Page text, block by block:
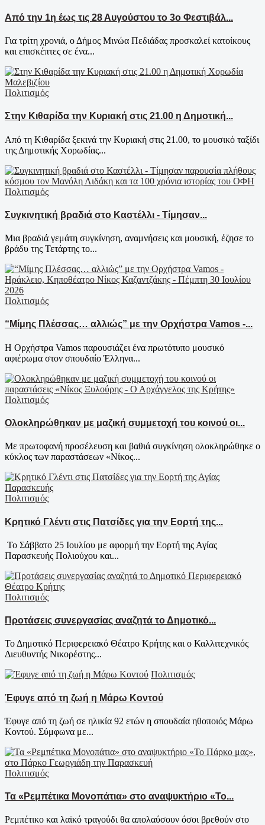
Από την 1η έως τις 28 Αυγούστου το 3ο Φεστιβάλ...
Για τρίτη χρονιά, ο Δήμος Μινώα Πεδιάδας προσκαλεί κατοίκους
και επισκέπτες σε ένα...
Πολιτισμός
Στην Κιθαρίδα την Κυριακή στις 21.00 η Δημοτική...
Από τη Κιθαρίδα ξεκινά την Κυριακή στις 21.00, το μουσικό ταξίδι
της Δημοτικής Χορωδίας...
Πολιτισμός
Συγκινητική βραδιά στο Καστέλλι - Τίμησαν...
Μια βραδιά γεμάτη συγκίνηση, αναμνήσεις και μουσική, έζησε το
βράδυ της Τετάρτης το...
Πολιτισμός
“Μίμης Πλέσσας… αλλιώς” με την Ορχήστρα Vamos -...
Η Ορχήστρα Vamos παρουσιάζει ένα πρωτότυπο μουσικό
αφιέρωμα στον σπουδαίο Έλληνα...
Πολιτισμός
Ολοκληρώθηκαν με μαζική συμμετοχή του κοινού οι...
Με πρωτοφανή προσέλευση και βαθιά συγκίνηση ολοκληρώθηκε ο
κύκλος των παραστάσεων «Νίκος...
Πολιτισμός
Κρητικό Γλέντι στις Πατσίδες για την Εορτή της...
Το Σάββατο 25 Ιουλίου με αφορμή την Εορτή της Αγίας
Παρασκευής Πολιούχου και...
Πολιτισμός
Προτάσεις συνεργασίας αναζητά το Δημοτικό...
Το Δημοτικό Περιφερειακό Θέατρο Κρήτης και ο Καλλιτεχνικός
Διευθυντής Νικορέστης...
Πολιτισμός
Έφυγε από τη ζωή η Μάρω Κοντού
Έφυγε από τη ζωή σε ηλικία 92 ετών η σπουδαία ηθοποιός Μάρω
Κοντού. Σύμφωνα με...
Πολιτισμός
Τα «Ρεμπέτικα Μονοπάτια» στο αναψυκτήριο «Το...
Ρεμπέτικο και λαϊκό τραγούδι θα απολαύσουν όσοι βρεθούν στο